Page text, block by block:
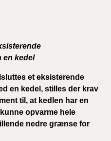
en kedel
et eksisterende
en kedel, stilles der krav
til, at kedlen har en
opvarme hele
nedre grænse for